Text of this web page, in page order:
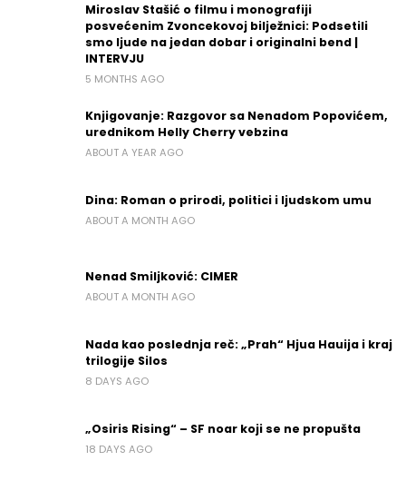
Miroslav Stašić o filmu i monografiji
posvećenim Zvoncekovoj bilježnici: Podsetili
smo ljude na jedan dobar i originalni bend |
INTERVJU
5 MONTHS AGO
Knjigovanje: Razgovor sa Nenadom Popovićem,
urednikom Helly Cherry vebzina
ABOUT A YEAR AGO
Dina: Roman o prirodi, politici i ljudskom umu
ABOUT A MONTH AGO
Nenad Smiljković: CIMER
ABOUT A MONTH AGO
Nada kao poslednja reč: „Prah“ Hjua Hauija i kraj
trilogije Silos
8 DAYS AGO
„Osiris Rising“ – SF noar koji se ne propušta
18 DAYS AGO